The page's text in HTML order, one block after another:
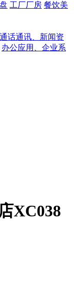
工厂厂房 餐饮美
通话通讯、新闻资
办公应用、企业系
XC038